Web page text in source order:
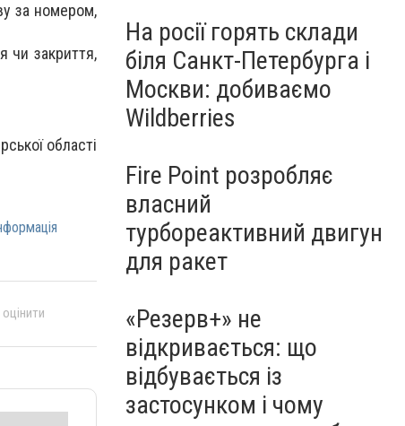
за номером,
чи закриття,
області
На росії горять склади
біля Санкт-Петербурга і
Москви: добиваємо
Wildberries
Fire Point розробляє
власний
турбореактивний двигун
для ракет
«Резерв+» не
відкривається: що
відбувається із
застосунком і чому